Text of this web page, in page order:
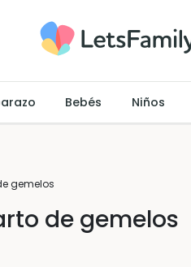
Bebés Niños
gemelos
de gemelos